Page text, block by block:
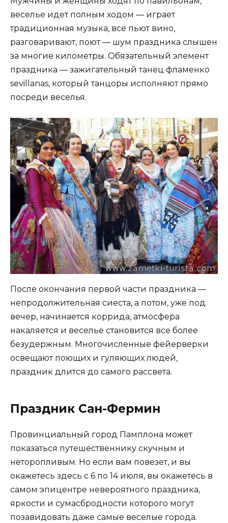
веселье идет полным ходом — играет
традиционная музыка, все пьют вино,
разговаривают, поют — шум праздника слышен
за многие километры. Обязательный элемент
праздника — зажигательный танец фламенко
sevillanas, который танцоры исполняют прямо
посреди веселья.
После окончания первой части праздника —
непродолжительная сиеста, а потом, уже под
вечер, начинается коррида, атмосфера
накаляется и веселье становится все более
безудержным. Многочисленные фейерверки
освещают поющих и гуляющих людей,
праздник длится до самого рассвета.
Праздник Сан-Фермин
Провинциальный город Памплона может
показаться путешественнику скучным и
неторопливым. Но если вам повезет, и вы
окажетесь здесь с 6 по 14 июля, вы окажетесь в
самом эпицентре невероятного праздника,
яркости и сумасбродности которого могут
позавидовать даже самые веселые города.